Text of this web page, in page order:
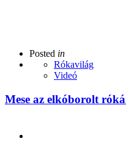
Posted in
Rókavilág
Videó
Mese az elkóborolt